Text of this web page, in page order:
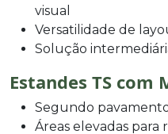
visual
Versatilidade de
Solução
Estandes TS com
Segundo
Áreas elevadas para